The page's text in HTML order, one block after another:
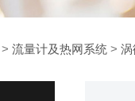
> 流量计及热网系统 > 涡